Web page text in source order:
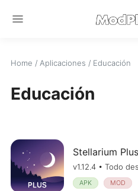
menu
Home / Aplicaciones / Educación
Educación
Stellarium
v1.12.4 • Todo
APK MOD